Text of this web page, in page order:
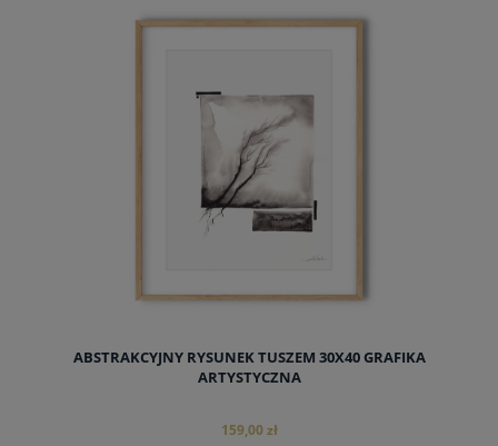
do koszyka
ABSTRAKCYJNY RYSUNEK TUSZEM 30X40 GRAFIKA
ARTYSTYCZNA
159,00 zł